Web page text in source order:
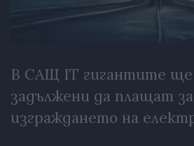
В САЩ IT гигантите
задължени да плащат за
изграждането на